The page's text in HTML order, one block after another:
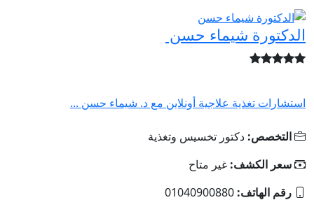
الدكتورة شيماء حسن
استشارات تغذية علاجية أونلاين مع د. شيماء حسن ...
التخصص: دكتور تخسيس وتغذية
سعر الكشف: غير متاح
رقم الهاتف: 01040900880